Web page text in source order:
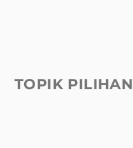
TOPIK PILIHAN